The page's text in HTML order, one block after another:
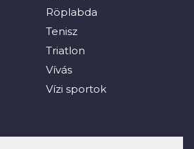
Röplabda
Tenisz
Triatlon
Vívás
Vízi sportok